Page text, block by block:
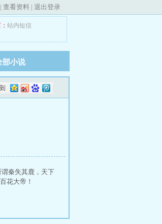
| 查看资料 | 退出登录
站内短信
部小说
秦失其鹿，天下
花大帝！